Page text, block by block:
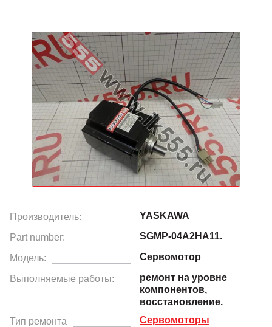
Производитель: YASKAWA
Part number: SGMP-04A2HA11.
Модель: Сервомотор
Выполняемые работы:
ремонт на уровне
компонентов,
восстановление.
Тип ремонта
Сервомоторы